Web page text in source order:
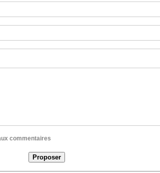
commentaires